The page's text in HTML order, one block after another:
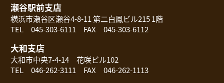
瀬谷駅前支店
横浜市瀬谷区瀬谷4-8-11 第二白鳳ビル215 1階
TEL 045-303-6111 FAX 045-303-6112
大和支店
大和市中央7-4-14 花咲ビル102
TEL 046-262-3111 FAX 046-262-1113